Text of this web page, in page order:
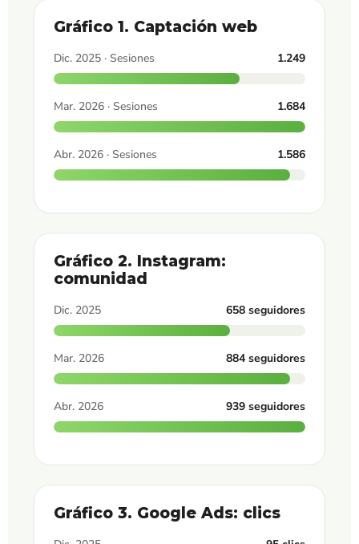
Gráfico 1. Captación web
Dic. 2025 · Sesiones 1.249
Mar. 2026 · Sesiones 1.684
Abr. 2026 · Sesiones 1.586
Gráfico 2. Instagram:
comunidad
Dic. 2025 658 seguidores
Mar. 2026 884 seguidores
Abr. 2026 939 seguidores
Gráfico 3. Google Ads: clics